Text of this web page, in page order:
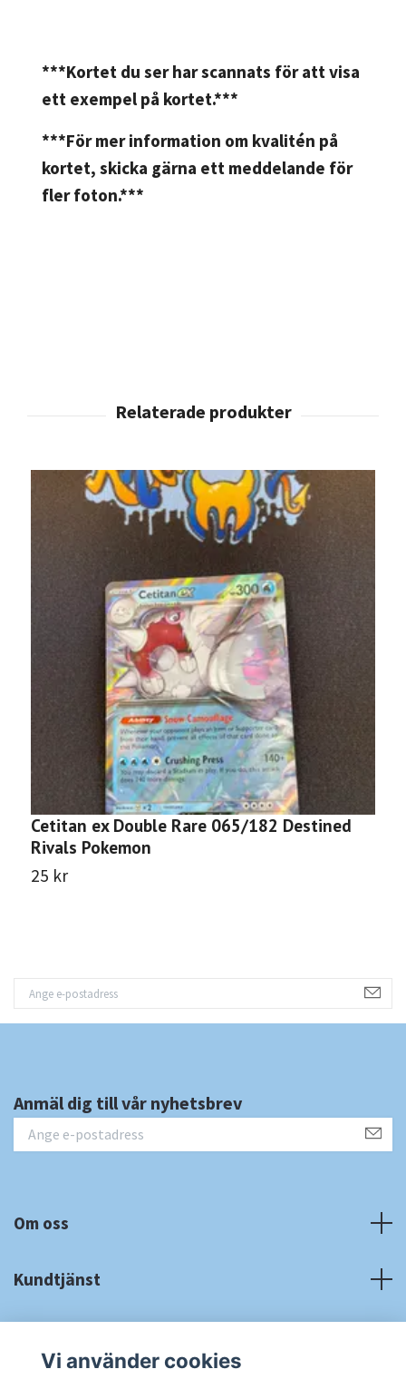
***Kortet du ser har scannats för att visa
ett exempel på kortet.***
***För mer information om kvalitén på
kortet, skicka gärna ett meddelande för
fler foton.***
Cetitan ex Double Rare 065/182 Destined
Rivals Pokemon
25 kr
Anmäl dig till vår nyhetsbrev
Om oss
Kundtjänst
Vi använder cookies